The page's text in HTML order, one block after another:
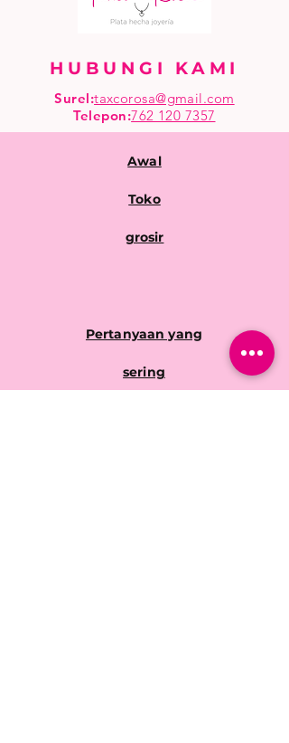
HUBUNGI KAMI
Surel:taxcorosa@gmail.com
Telepon:762 120 7357
Awal
Toko
grosir
Pertanyaan yang
sering